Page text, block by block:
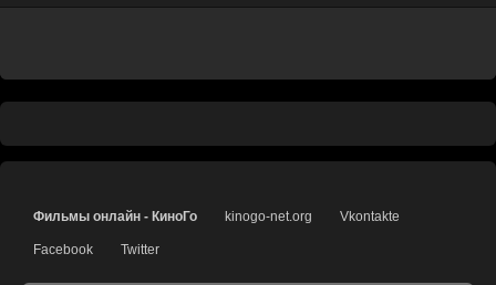
Фильмы онлайн - КиноГо kinogo-net.org Vkontakte
Facebook Twitter